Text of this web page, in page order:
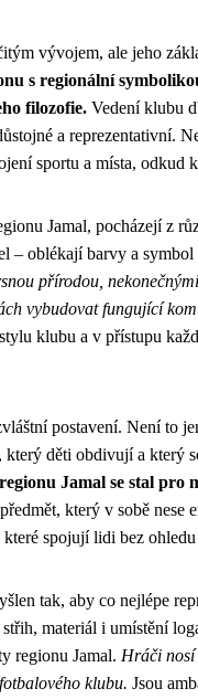
vývojem, ale jeho
s regionální
filozofie. Vedení klubu
a reprezentativní.
sportu a místa, odkud
Jamal, pocházejí z
– oblékají barvy a symbol
přírodou,
vybudovat fungující
klubu a v přístupu
postavení. Není to
děti obdivují a který
Jamal se stal pro
který v sobě nese
spojují lidi bez
tak, aby co nejlépe
materiál i umístění
regionu Jamal. Hráči nosí
klubu. Jsou